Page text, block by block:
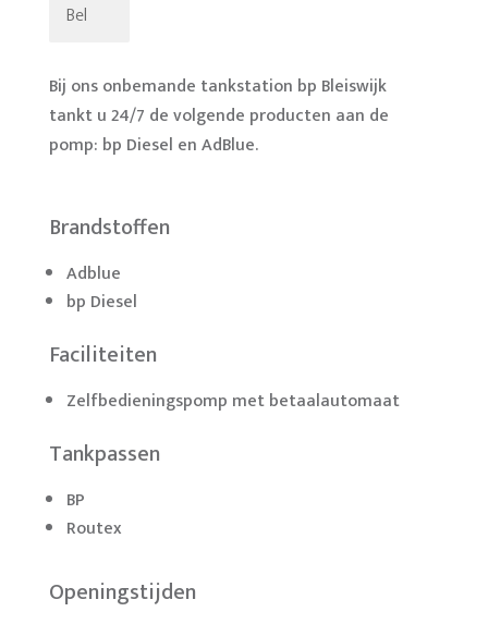
Bel
Bij ons onbemande tankstation bp Bleiswijk
tankt u 24/7 de volgende producten aan de
pomp: bp Diesel en AdBlue.
Brandstoffen
Adblue
bp Diesel
Faciliteiten
Zelfbedieningspomp met betaalautomaat
Tankpassen
BP
Routex
Openingstijden